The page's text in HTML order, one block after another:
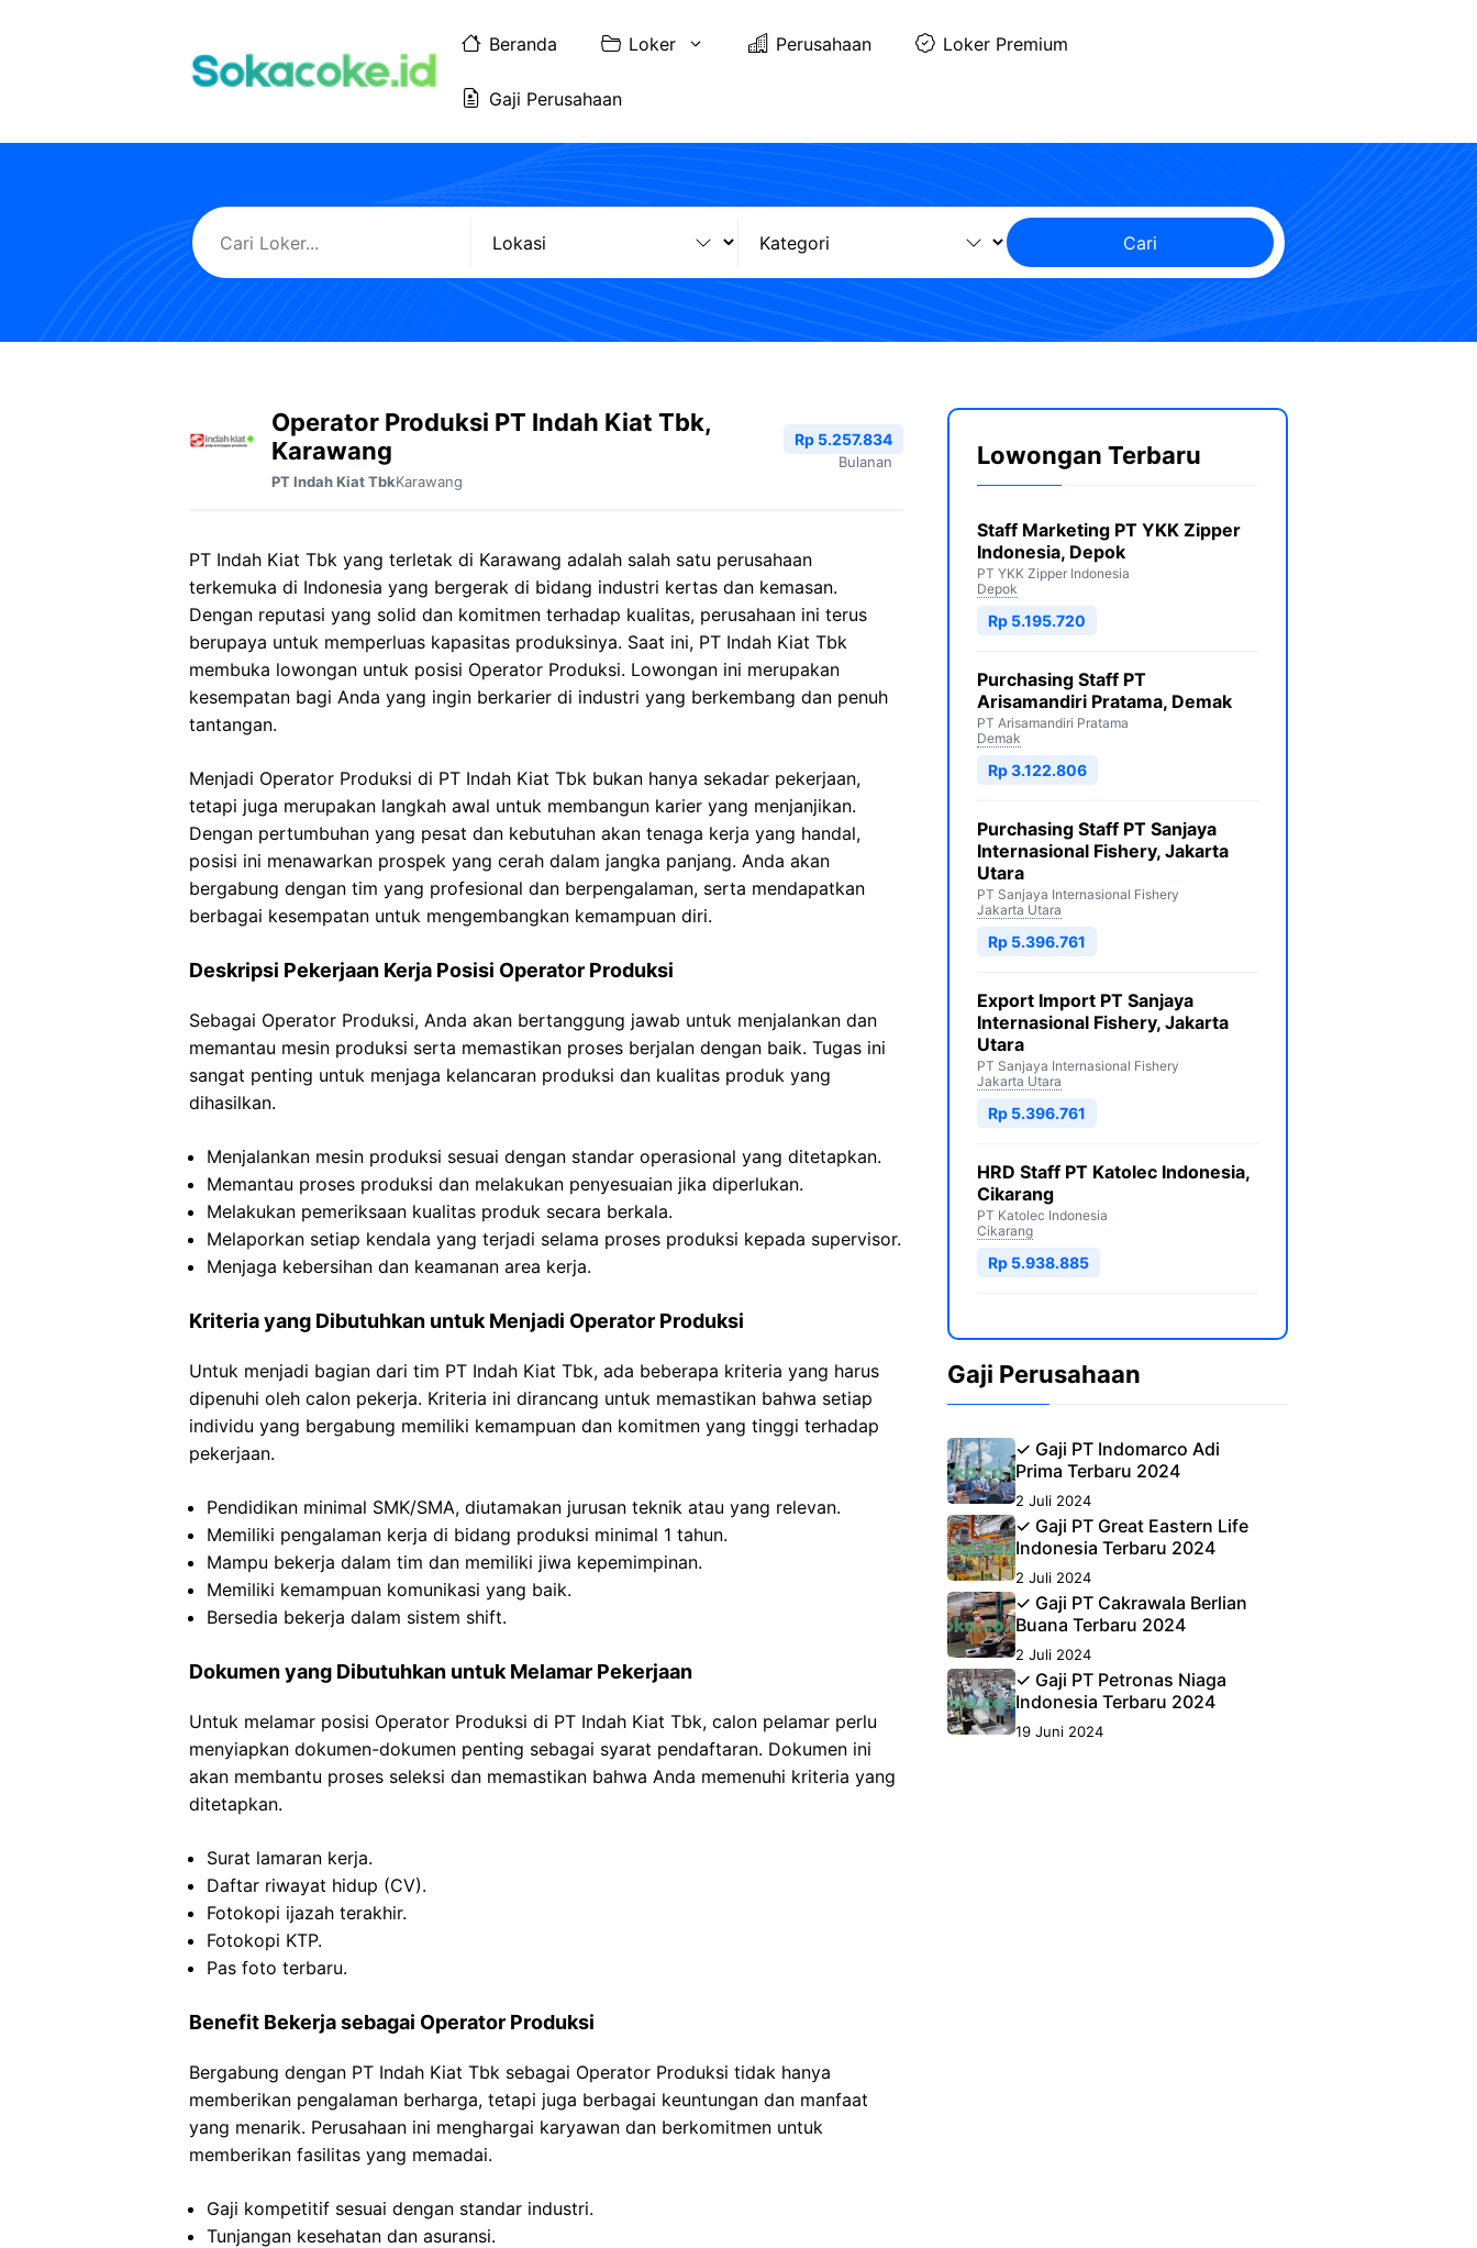
Beranda Loker Perusahaan Loker Premium
Gaji Perusahaan
Cari
Operator Produksi PT Indah Kiat Tbk,
Karawang
PT Indah Kiat TbkKarawang
Rp 5.257.834
Bulanan
PT Indah Kiat Tbk yang terletak di Karawang adalah salah satu perusahaan
terkemuka di Indonesia yang bergerak di bidang industri kertas dan kemasan.
Dengan reputasi yang solid dan komitmen terhadap kualitas, perusahaan ini terus
berupaya untuk memperluas kapasitas produksinya. Saat ini, PT Indah Kiat Tbk
membuka lowongan untuk posisi Operator Produksi. Lowongan ini merupakan
kesempatan bagi Anda yang ingin berkarier di industri yang berkembang dan penuh
tantangan.
Menjadi Operator Produksi di PT Indah Kiat Tbk bukan hanya sekadar pekerjaan,
tetapi juga merupakan langkah awal untuk membangun karier yang menjanjikan.
Dengan pertumbuhan yang pesat dan kebutuhan akan tenaga kerja yang handal,
posisi ini menawarkan prospek yang cerah dalam jangka panjang. Anda akan
bergabung dengan tim yang profesional dan berpengalaman, serta mendapatkan
berbagai kesempatan untuk mengembangkan kemampuan diri.
Deskripsi Pekerjaan Kerja Posisi Operator Produksi
Sebagai Operator Produksi, Anda akan bertanggung jawab untuk menjalankan dan
memantau mesin produksi serta memastikan proses berjalan dengan baik. Tugas ini
sangat penting untuk menjaga kelancaran produksi dan kualitas produk yang
dihasilkan.
Menjalankan mesin produksi sesuai dengan standar operasional yang ditetapkan.
Memantau proses produksi dan melakukan penyesuaian jika diperlukan.
Melakukan pemeriksaan kualitas produk secara berkala.
Melaporkan setiap kendala yang terjadi selama proses produksi kepada supervisor.
Menjaga kebersihan dan keamanan area kerja.
Kriteria yang Dibutuhkan untuk Menjadi Operator Produksi
Untuk menjadi bagian dari tim PT Indah Kiat Tbk, ada beberapa kriteria yang harus
dipenuhi oleh calon pekerja. Kriteria ini dirancang untuk memastikan bahwa setiap
individu yang bergabung memiliki kemampuan dan komitmen yang tinggi terhadap
pekerjaan.
Pendidikan minimal SMK/SMA, diutamakan jurusan teknik atau yang relevan.
Memiliki pengalaman kerja di bidang produksi minimal 1 tahun.
Mampu bekerja dalam tim dan memiliki jiwa kepemimpinan.
Memiliki kemampuan komunikasi yang baik.
Bersedia bekerja dalam sistem shift.
Dokumen yang Dibutuhkan untuk Melamar Pekerjaan
Untuk melamar posisi Operator Produksi di PT Indah Kiat Tbk, calon pelamar perlu
menyiapkan dokumen-dokumen penting sebagai syarat pendaftaran. Dokumen ini
akan membantu proses seleksi dan memastikan bahwa Anda memenuhi kriteria yang
ditetapkan.
Surat lamaran kerja.
Daftar riwayat hidup (CV).
Fotokopi ijazah terakhir.
Fotokopi KTP.
Pas foto terbaru.
Benefit Bekerja sebagai Operator Produksi
Bergabung dengan PT Indah Kiat Tbk sebagai Operator Produksi tidak hanya
memberikan pengalaman berharga, tetapi juga berbagai keuntungan dan manfaat
yang menarik. Perusahaan ini menghargai karyawan dan berkomitmen untuk
memberikan fasilitas yang memadai.
Gaji kompetitif sesuai dengan standar industri.
Tunjangan kesehatan dan asuransi.
Lowongan Terbaru
Staff Marketing PT YKK Zipper
Indonesia, Depok
PT YKK Zipper Indonesia
Depok
Rp 5.195.720
Purchasing Staff PT
Arisamandiri Pratama, Demak
PT Arisamandiri Pratama
Demak
Rp 3.122.806
Purchasing Staff PT Sanjaya
Internasional Fishery, Jakarta
Utara
PT Sanjaya Internasional Fishery
Jakarta Utara
Rp 5.396.761
Export Import PT Sanjaya
Internasional Fishery, Jakarta
Utara
PT Sanjaya Internasional Fishery
Jakarta Utara
Rp 5.396.761
HRD Staff PT Katolec Indonesia,
Cikarang
PT Katolec Indonesia
Cikarang
Rp 5.938.885
Gaji Perusahaan
✓ Gaji PT Indomarco Adi
Prima Terbaru 2024
2 Juli 2024
✓ Gaji PT Great Eastern Life
Indonesia Terbaru 2024
2 Juli 2024
✓ Gaji PT Cakrawala Berlian
Buana Terbaru 2024
2 Juli 2024
✓ Gaji PT Petronas Niaga
Indonesia Terbaru 2024
19 Juni 2024